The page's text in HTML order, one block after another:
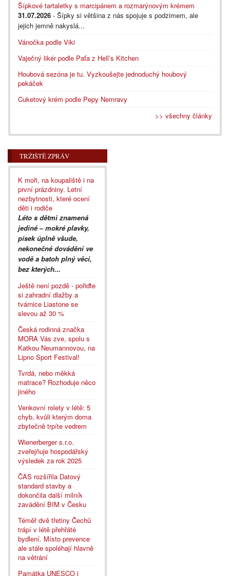
Šípkové tartaletky s marcipánem a rozmarýnovým krémem
31.07.2026 - Šípky si většina z nás spojuje s podzimem, ale
jejich jemně nakyslá...
Vánočka podle Viki
Vaječný likér podle Paťa z Hell’s Kitchen
Houbová sezóna je tu. Vyzkoušejte jednoduchý houbový
pekáček
Cuketový krém podle Pepy Nemravy
>> všechny články
TRŽIŠTĚ ZPRÁV
K moři, na koupaliště i na
první prázdniny. Letní
nezbytnosti, které ocení
děti i rodiče
Léto s dětmi znamená
jediné – mokré plavky,
písek úplně všude,
nekonečné dovádění ve
vodě a batoh plný věcí,
bez kterých...
Ještě není pozdě - pořiďte
si zahradní dlažby a
tvárnice Liastone se
slevou až 30 %
Česká rodinná značka
MORA Vás zve, spolu s
Katkou Neumannovou, na
Lipno Sport Festival!
Tvrdá, nebo měkká
matrace? Rozhoduje něco
jiného
Venkovní rolety v létě: 5
chyb, kvůli kterým doma
zbytečně trpíte vedrem
Wienerberger s.r.o.
zveřejňuje hospodářský
výsledek za rok 2025
ČAS rozšířila Datový
standard stavby a
dokončila další milník
zavádění BIM v Česku
Téměř dvě třetiny Čechů
trápí v létě přehřáté
bydlení. Místo prevence
ale stále spoléhají hlavně
na větrání
Památka UNESCO i